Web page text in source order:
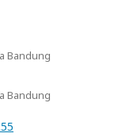
Bandung
Bandung